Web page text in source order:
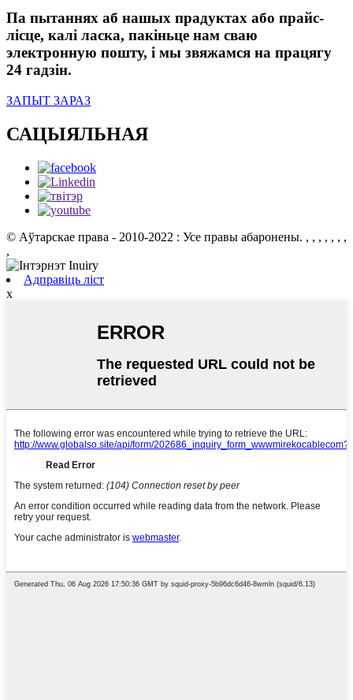
Па пытаннях аб нашых прадуктах або прайс-
лісце, калі ласка, пакіньце нам сваю
электронную пошту, і мы звяжамся на працягу
24 гадзін.
ЗАПЫТ ЗАРАЗ
САЦЫЯЛЬНАЯ
© Аўтарскае права - 2010-2022 : Усе правы абаронены. , , , , , , ,
,
Адправіць ліст
x